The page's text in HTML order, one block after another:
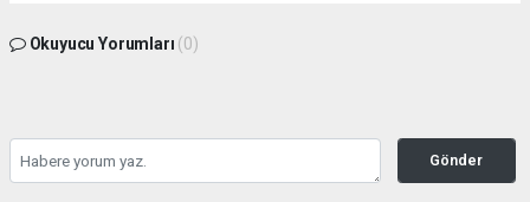
Okuyucu Yorumları (0)
Gönder